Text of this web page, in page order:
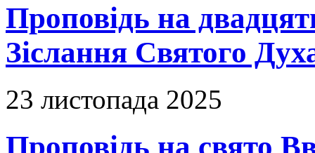
Проповідь на
Зіслання Святого
23 листопада 2025
Проповідь на свято